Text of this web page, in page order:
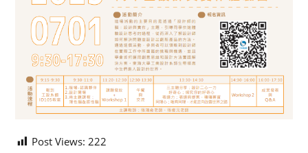
Post Views: 222